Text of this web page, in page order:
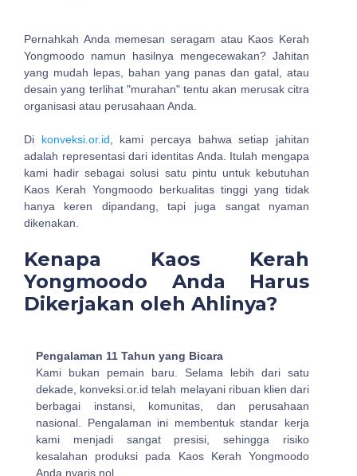
Pernahkah Anda memesan seragam atau Kaos Kerah
Yongmoodo namun hasilnya mengecewakan? Jahitan
yang mudah lepas, bahan yang panas dan gatal, atau
desain yang terlihat "murahan" tentu akan merusak citra
organisasi atau perusahaan Anda.
Di konveksi.or.id, kami percaya bahwa setiap jahitan
adalah representasi dari identitas Anda. Itulah mengapa
kami hadir sebagai solusi satu pintu untuk kebutuhan
Kaos Kerah Yongmoodo berkualitas tinggi yang tidak
hanya keren dipandang, tapi juga sangat nyaman
dikenakan.
Kenapa Kaos Kerah
Yongmoodo Anda Harus
Dikerjakan oleh Ahlinya?
Pengalaman 11 Tahun yang Bicara
Kami bukan pemain baru. Selama lebih dari satu
dekade, konveksi.or.id telah melayani ribuan klien dari
berbagai instansi, komunitas, dan perusahaan
nasional. Pengalaman ini membentuk standar kerja
kami menjadi sangat presisi, sehingga risiko
kesalahan produksi pada Kaos Kerah Yongmoodo
Anda nyaris nol.